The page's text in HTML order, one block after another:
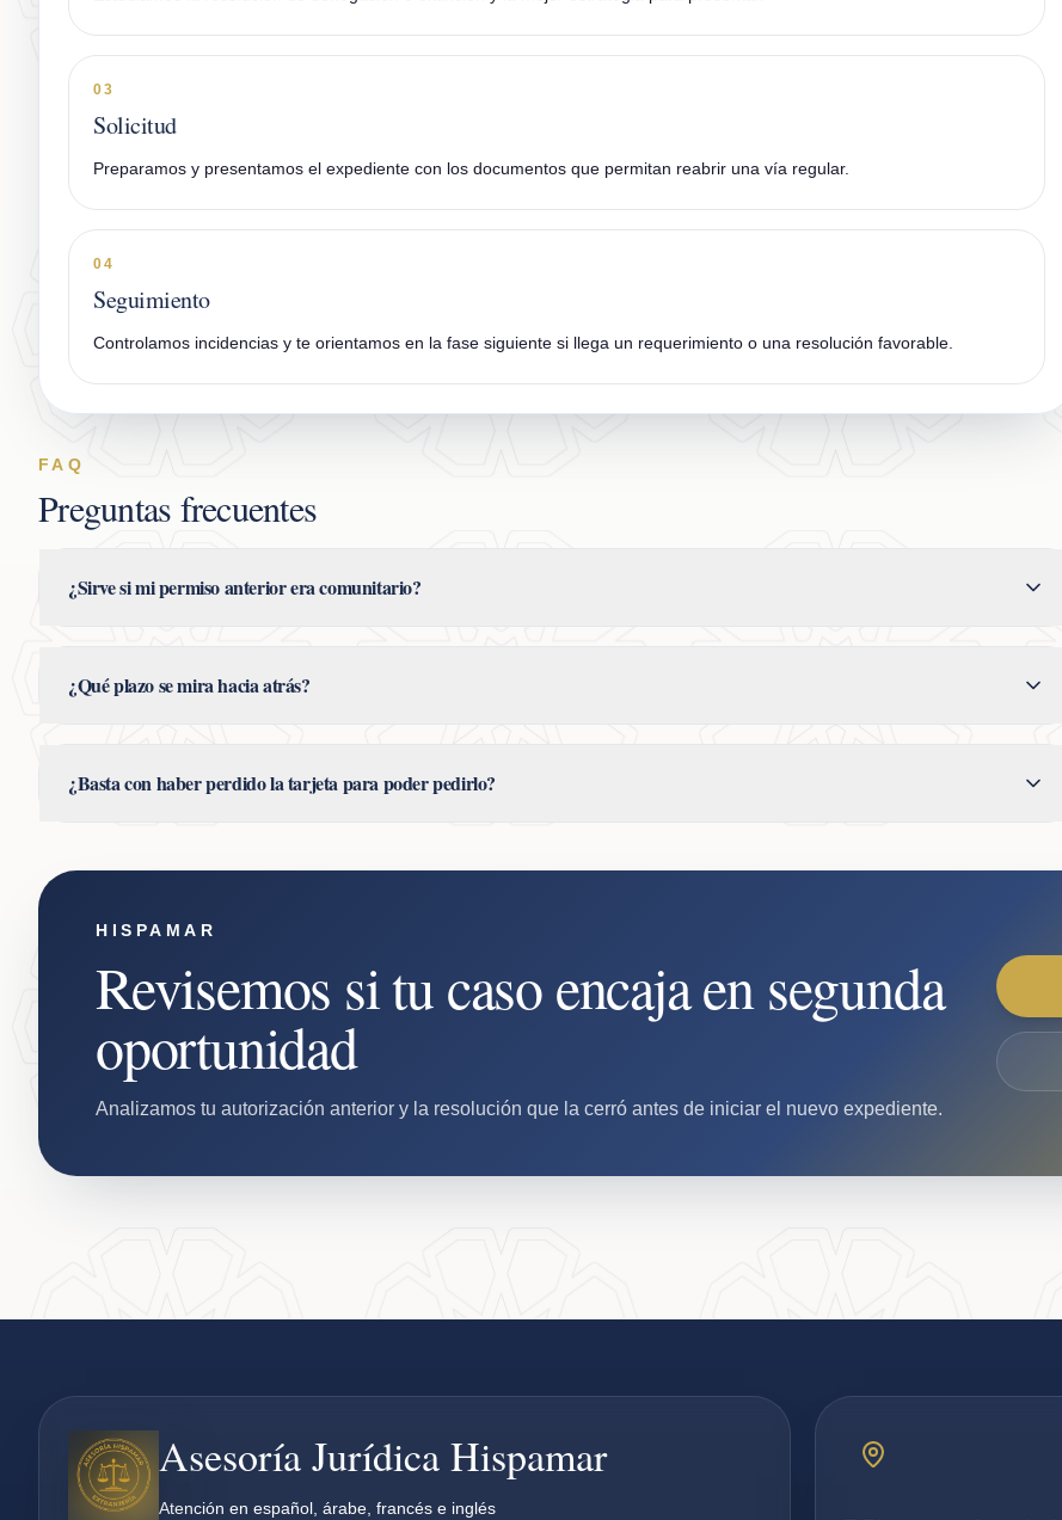
03
Solicitud
Preparamos y presentamos el expediente con los documentos que permitan reabrir una vía regular.
04
Seguimiento
Controlamos incidencias y te orientamos en la fase siguiente si llega un requerimiento o una resolución favorable.
FAQ
Preguntas frecuentes
¿Sirve si mi permiso anterior era comunitario?
¿Qué plazo se mira hacia atrás?
¿Basta con haber perdido la tarjeta para poder pedirlo?
HISPAMAR
Revisemos si tu caso encaja en segunda
oportunidad
Analizamos tu autorización anterior y la resolución que la cerró antes de iniciar el nuevo expediente.
Asesoría Jurídica Hispamar
Atención en español, árabe, francés e inglés